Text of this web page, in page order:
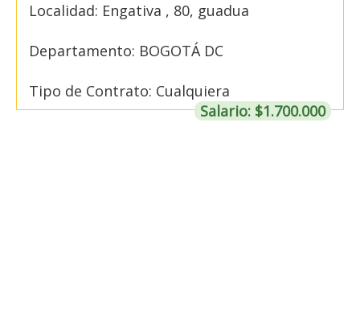
Localidad: Engativa , 80, guadua
Departamento: BOGOTÁ DC
Tipo de Contrato: Cualquiera
Salario: $1.700.000